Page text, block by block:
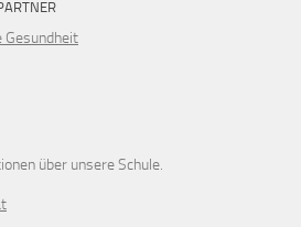
Gesundheit
über unsere Schule.